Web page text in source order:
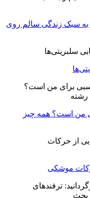
به سبک زندگی سالم روی
من است؟ همه چیز
موشکی